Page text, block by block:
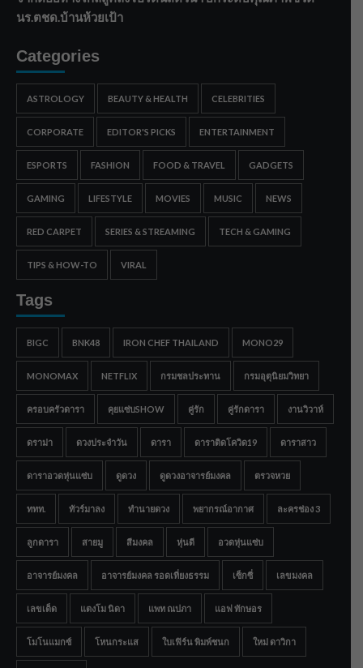
นร.ตชด.บ้านห้วยเป้า
Categories
ASTROLOGY BEAUTY & HEALTH CELEBRITIES
CORPORATE EDITOR'S PICKS ENTERTAINMENT
ESPORTS FASHION FOOD & TRAVEL GADGETS
GAMING LIFESTYLE MOVIES MUSIC NEWS
RED CARPET SERIES & STREAMING TECH & GAMING
TIPS & HOW-TO VIRAL
Tags
BIGC BNK48 IRON CHEF THAILAND MONO29
MONOMAX NETFLIX กรมชลประทาน กรมอุตุนิยมวิทยา
ครอบครัวดารา คุยแซ่บSHOW คู่รัก คู่รักดารา งานวิวาห์
ดราม่า ดวงประจำวัน ดารา ดาราติดโควิด19 ดาราสาว
ดาราอวดหุ่นแซ่บ ดูดวง ดูดวงอาจารย์มงคล ตรวจหวย
ททท. ทัวร์มาลง ทำนายดวง พยากรณ์อากาศ ละครช่อง 3
ลูกดารา สายมู สีมงคล หุ่นดี อวดหุ่นแซ่บ
อาจารย์มงคล อาจารย์มงคล รอดเที่ยงธรรม เซ็กซี่ เลขมงคล
เลขเด็ด แตงโม นิดา แพท ณปภา แอฟ ทักษอร
โมโนแมกซ์ โหนกระแส ใบเฟิร์น พิมพ์ชนก ใหม่ ดาวิกา